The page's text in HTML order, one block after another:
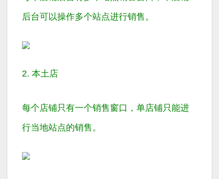
后台可以操作多个站点进行销售。
2. 本土店
每个店铺只有一个销售窗口，单店铺只能进
行当地站点的销售。